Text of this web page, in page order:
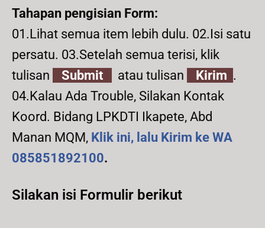
Tahapan pengisian Form:
01.Lihat semua item lebih dulu. 02.Isi satu
persatu. 03.Setelah semua terisi, klik
tulisan
Submit atau tulisan Kirim .
04.Kalau Ada Trouble, Silakan Kontak
Koord. Bidang LPKDTI Ikapete, Abd
Manan MQM, Klik ini, lalu Kirim ke WA
085851892100.
Silakan isi Formulir berikut